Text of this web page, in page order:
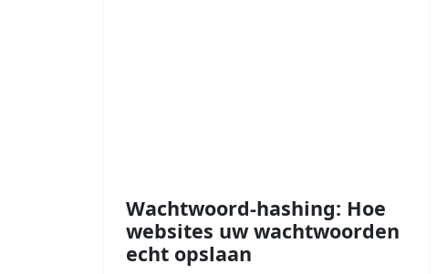
Wachtwoord-hashing: Hoe
websites uw wachtwoorden
echt opslaan